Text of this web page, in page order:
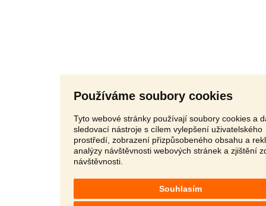
Používáme soubory cookies
Tyto webové stránky používají soubory cookies a
sledovací nástroje s cílem vylepšení uživatelského
prostředí, zobrazení přizpůsobeného obsahu a
analýzy návštěvnosti webových stránek a zjištění
návštěvnosti.
Souhlasím